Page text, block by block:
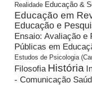
Realidade Educação &
Educação em
Educação e
Ensaio: Avaliação e
Públicas em
Estudos de Psicologia
Filosofia História
- Comunicação